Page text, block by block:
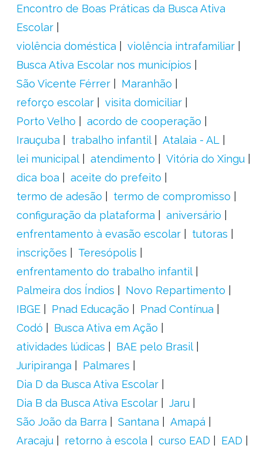
Encontro de Boas Práticas da Busca Ativa
Escolar
violência doméstica
violência intrafamiliar
Busca Ativa Escolar nos municípios
São Vicente Férrer
Maranhão
reforço escolar
visita domiciliar
Porto Velho
acordo de cooperação
Irauçuba
trabalho infantil
Atalaia - AL
lei municipal
atendimento
Vitória do Xingu
dica boa
aceite do prefeito
termo de adesão
termo de compromisso
configuração da plataforma
aniversário
enfrentamento à evasão escolar
tutoras
inscrições
Teresópolis
enfrentamento do trabalho infantil
Palmeira dos Índios
Novo Repartimento
IBGE
Pnad Educação
Pnad Contínua
Codó
Busca Ativa em Ação
atividades lúdicas
BAE pelo Brasil
Juripiranga
Palmares
Dia D da Busca Ativa Escolar
Dia B da Busca Ativa Escolar
Jaru
São João da Barra
Santana
Amapá
Aracaju
retorno à escola curso EAD
EAD